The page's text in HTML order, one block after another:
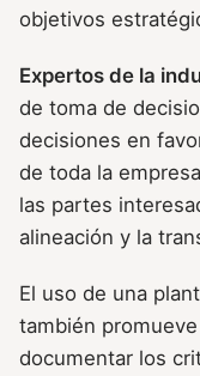
objetivos
Expertos de la
de toma de
decisiones en
de toda la
las partes
alineación y la
El uso de una
también
documentar los